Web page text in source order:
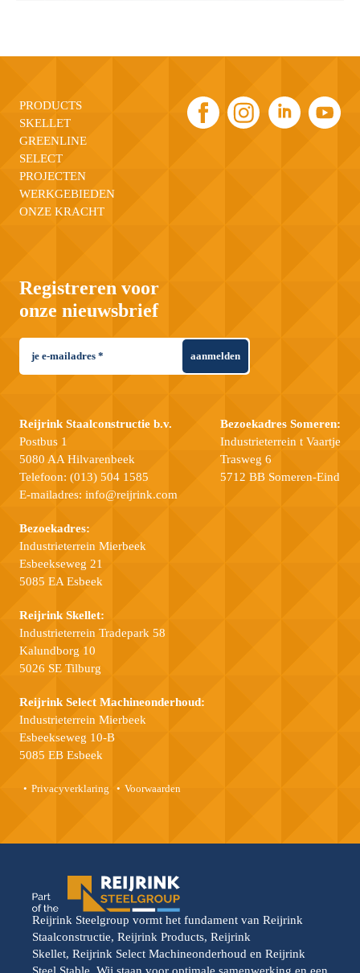
PRODUCTS
SKELLET
GREENLINE
SELECT
PROJECTEN
WERKGEBIEDEN
ONZE KRACHT
Registreren voor
onze nieuwsbrief
aanmelden
Reijrink Staalconstructie b.v.
Postbus 1
5080 AA Hilvarenbeek
Telefoon: (013) 504 1585
E-mailadres: info@reijrink.com
Bezoekadres:
Industrieterrein Mierbeek
Esbeekseweg 21
5085 EA Esbeek
Bezoekadres Someren:
Industrieterrein t Vaartje
Trasweg 6
5712 BB Someren-Eind
Reijrink Skellet:
Industrieterrein Tradepark 58
Kalundborg 10
5026 SE Tilburg
Reijrink Select Machineonderhoud:
Industrieterrein Mierbeek
Esbeekseweg 10-B
5085 EB Esbeek
Privacyverklaring Voorwaarden
Reijrink Steelgroup vormt het fundament van Reijrink
Staalconstructie, Reijrink Products, Reijrink
Skellet, Reijrink Select Machineonderhoud en Reijrink